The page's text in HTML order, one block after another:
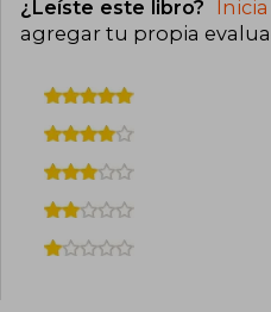
¿Leíste este libro?
agregar tu propia